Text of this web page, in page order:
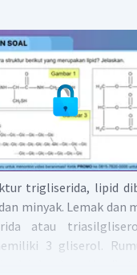
trigliserida, lipid
minyak. Lemak dan
atau
3 gliserol.